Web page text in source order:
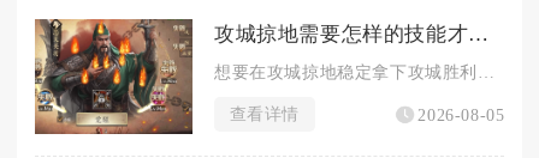
攻城掠地需要怎样的技能才能成功
想要在攻城掠地稳定拿下攻城胜利，需要同时掌握武将战法运用、资...
查看详情 2026-08-05